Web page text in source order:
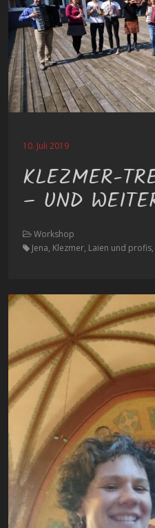
10. Juli 2019
KLEZMER-
– UND
Workshop
Jena, Klezmer, Laien und profis,